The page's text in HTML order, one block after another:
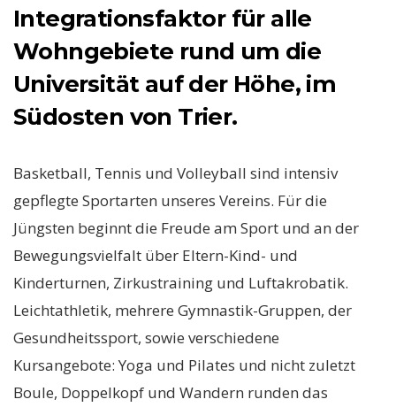
Integrationsfaktor für alle
Wohngebiete rund um die
Universität auf der Höhe, im
Südosten von Trier.
Basketball, Tennis und Volleyball sind intensiv
gepflegte Sportarten unseres Vereins. Für die
Jüngsten beginnt die Freude am Sport und an der
Bewegungsvielfalt über Eltern-Kind- und
Kinderturnen, Zirkustraining und Luftakrobatik.
Leichtathletik, mehrere Gymnastik-Gruppen, der
Gesundheitssport, sowie verschiedene
Kursangebote: Yoga und Pilates und nicht zuletzt
Boule, Doppelkopf und Wandern runden das